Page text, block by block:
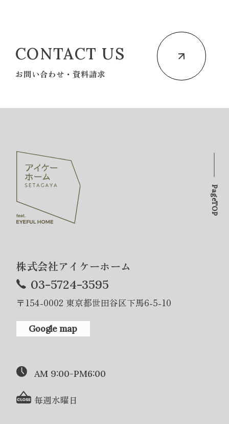
CONTACT US
お問い合わせ・資料請求
株式会社アイケーホーム
03-5724-3595
〒154-0002 東京都世田谷区下馬6-5-10
Google map
AM 9:00-PM6:00
毎週水曜日
PageTOP